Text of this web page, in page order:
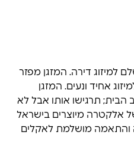
למיזוג דירה. המזגן מפזר
אחיד ונעים. המזגן
הבית; תרגישו אותו אבל לא
אלקטרה מיוצרים בישראל
והתאמה מושלמת לאקלים